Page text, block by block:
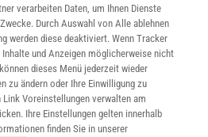
Shop und am Kiosk:
verarbeiten Daten, um Ihnen Dienste
Durch Auswahl von Alle ablehnen
werden diese deaktiviert. Wenn Tracker
und Anzeigen möglicherweise nicht
dieses Menü jederzeit wieder
zu ändern oder Ihre Einwilligung zu
Voreinstellungen verwalten am
Ihre Einstellungen gelten innerhalb
finden Sie in unserer